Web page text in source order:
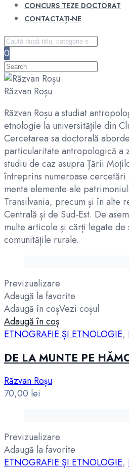
CONCURS TEZE DOCTORAT
CONTACTAȚI-NE
0
Răzvan Roșu
Răzvan Roșu a studiat
etnologie la universitățile din
Cercetarea sa doctorală
particularitate antropologică a
studiu de caz asupra Țării
întreprins numeroase
menta elemente ale
Transilvania, precum și în alte
Centrală și de Sud-Est. De
multe articole și cărți legate de
comunitățile rurale.
Previzualizare
Adaugă la favorite
Adaugă în coșVezi coșul
Adaugă în coș
ETNOGRAFIE ȘI ETNOLOGIE,
DE LA MUNTE PE
Răzvan Roșu
70,00 lei
Previzualizare
Adaugă la favorite
ETNOGRAFIE ȘI ETNOLOGIE,